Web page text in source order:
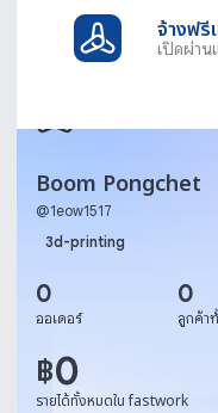
จ้างฟ
เปิดผ่า
Boom Pongchet
@1eow1517
3d-printing
0
ออเดอร์
0
ลูกค้า
฿0
รายได้ทั้งหมดใน fastwork